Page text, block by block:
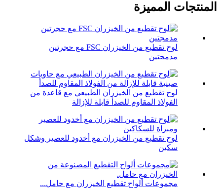
المنتجات المميزة
لوح تقطيع من الخيزران FSC مع حجرتين
مدمجتين
لوح تقطيع من الخيزران الطبيعي مع قاعدة من
الفولاذ المقاوم للصدأ قابلة للإزالة
لوح تقطيع من الخيزران مع أخدود للعصير وشكل
سكين
مجموعات ألواح تقطيع الخيزران مع حامل...